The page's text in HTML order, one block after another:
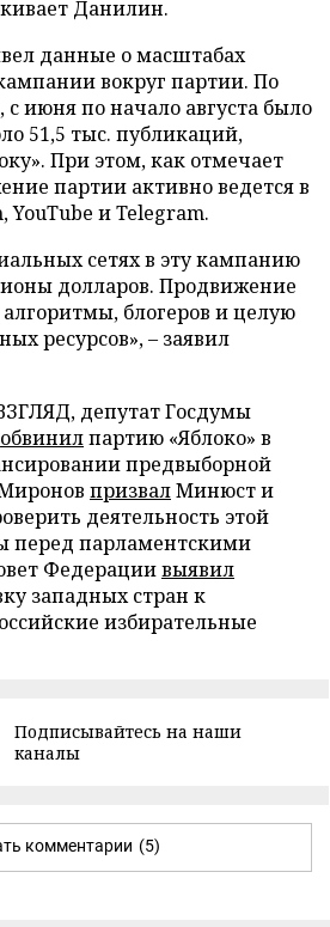
Данилин.
данные о масштабах
вокруг партии. По
с июня по начало августа было
51,5 тыс. публикаций,
При этом, как отмечает
партии активно ведется в
YouTube и Telegram.
сетях в эту кампанию
долларов. Продвижение
блогеров и целую
ресурсов», – заявил
депутат Госдумы
обвинилпартию «Яблоко» в
предвыборной
призвалМинюст и
деятельность этой
перед парламентскими
Федерациивыявил
западных стран к
избирательные
Подписывайтесь на наши
каналы
комментарии (5)